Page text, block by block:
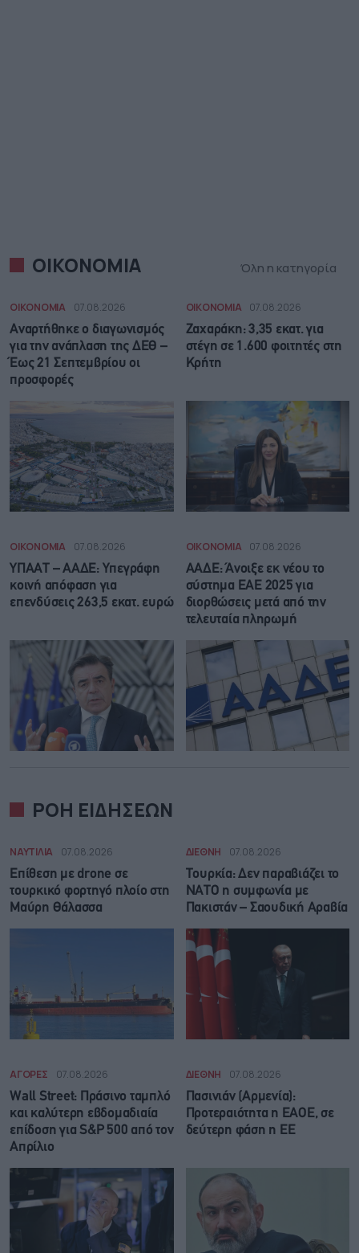
ΟΙΚΟΝΟΜΙΑ Όλη η κατηγορία
ΟΙΚΟΝΟΜΙΑ 07.08.2026
Αναρτήθηκε o διαγωνισμός
για την ανάπλαση της ΔΕΘ –
Έως 21 Σεπτεμβρίου οι
προσφορές
ΟΙΚΟΝΟΜΙΑ 07.08.2026
Ζαχαράκη: 3,35 εκατ. για
στέγη σε 1.600 φοιτητές στη
Κρήτη
ΟΙΚΟΝΟΜΙΑ 07.08.2026
ΥΠΑΑΤ – ΑΑΔΕ: Υπεγράφη
κοινή απόφαση για
επενδύσεις 263,5 εκατ. ευρώ
ΟΙΚΟΝΟΜΙΑ 07.08.2026
ΑΑΔΕ: Άνοιξε εκ νέου το
σύστημα ΕΑΕ 2025 για
διορθώσεις μετά από την
τελευταία πληρωμή
ΡΟΗ ΕΙΔΗΣΕΩΝ
ΝΑΥΤΙΛΙΑ 07.08.2026
Επίθεση με drone σε
τουρκικό φορτηγό πλοίο στη
Μαύρη Θάλασσα
ΔΙΕΘΝΗ 07.08.2026
Τουρκία: Δεν παραβιάζει το
ΝΑΤΟ η συμφωνία με
Πακιστάν – Σαουδική Αραβία
ΑΓΟΡΕΣ 07.08.2026
Wall Street: Πράσινο ταμπλό
και καλύτερη εβδομαδιαία
επίδοση για S&P 500 από τον
Απρίλιο
ΔΙΕΘΝΗ 07.08.2026
Πασινιάν (Αρμενία):
Προτεραιότητα η ΕΑΟΕ, σε
δεύτερη φάση η ΕΕ